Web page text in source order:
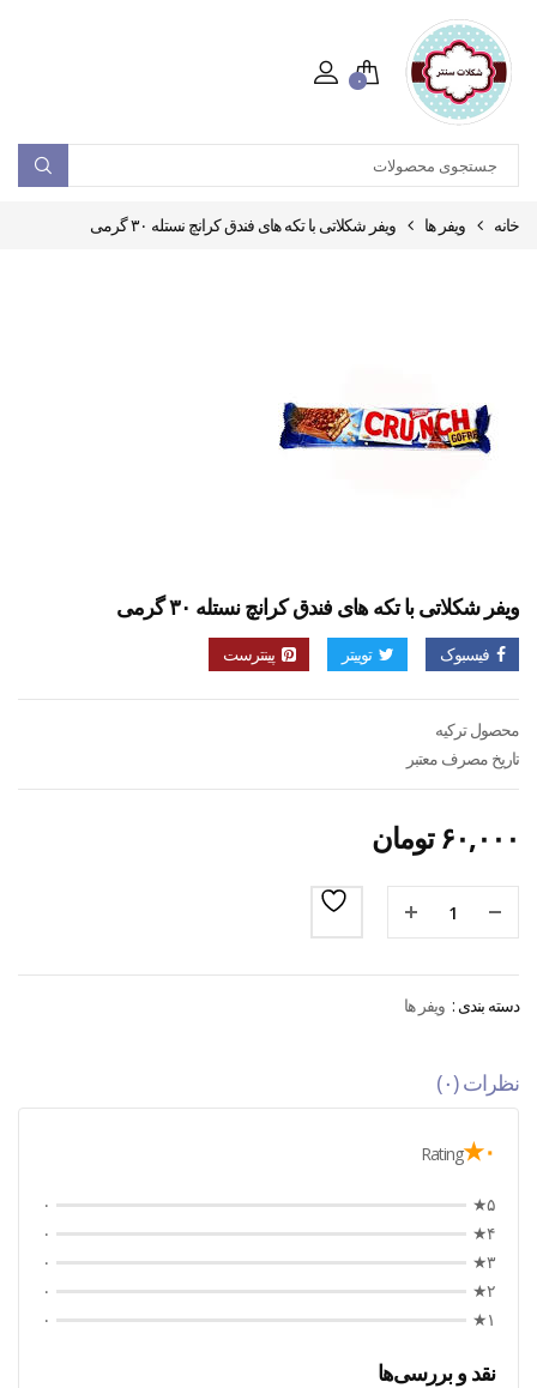
۰
خانه ویفر ها ویفر شکلاتی با تکه های فندق کرانچ نستله ۳۰ گرمی
ویفر شکلاتی با تکه های فندق کرانچ نستله ۳۰ گرمی
فیسبوک توییتر پینترست
محصول ترکیه
تاریخ مصرف معتبر
۶۰,۰۰۰ تومان
دسته بندی : ویفر ها
نظرات (۰)
۰★ Rating
۵★
۰
۴★
۰
۳★
۰
۲★
۰
۱★
۰
نقد و بررسی‌ها